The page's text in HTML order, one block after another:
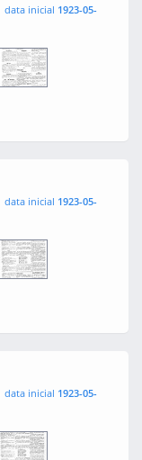
data inicial 1923-05-
data inicial 1923-05-
data inicial 1923-05-